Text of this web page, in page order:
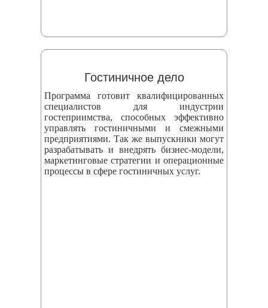
Гостиничное дело
Программа готовит квалифицированных
специалистов для индустрии
гостеприимства, способных эффективно
управлять гостиничными и смежными
предприятиями. Так же выпускники могут
разрабатывать и внедрять бизнес‑модели,
маркетинговые стратегии и операционные
процессы в сфере гостиничных услуг.